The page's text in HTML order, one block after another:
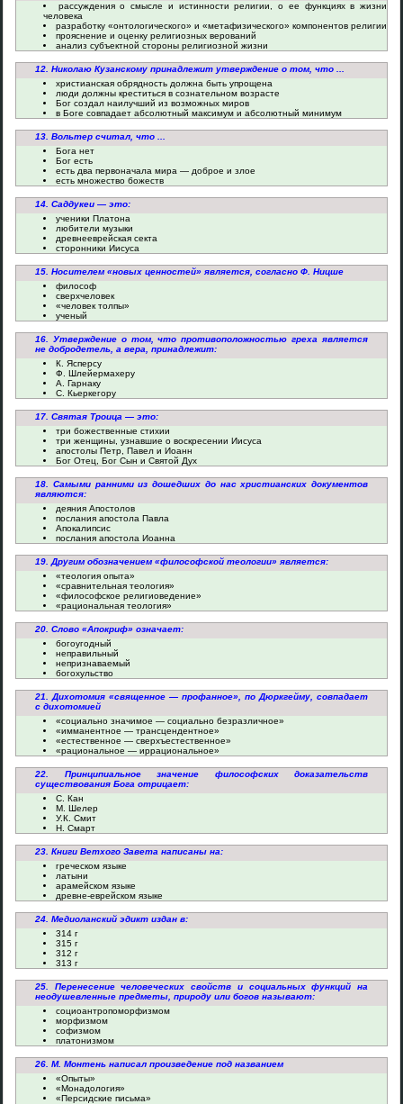
рассуждения о смысле и истинности религии, о ее функциях в жизни
человека
разработку «онтологического» и «метафизического» компонентов религии
прояснение и оценку религиозных верований
анализ субъектной стороны религиозной жизни
12. Николаю Кузанскому принадлежит утверждение о том, что ...
христианская обрядность должна быть упрощена
люди должны креститься в сознательном возрасте
Бог создал наилучший из возможных миров
в Боге совпадает абсолютный максимум и абсолютный минимум
13. Вольтер считал, что ...
Бога нет
Бог есть
есть два первоначала мира — доброе и злое
есть множество божеств
14. Саддукеи — это:
ученики Платона
любители музыки
древнееврейская секта
сторонники Иисуса
15. Носителем «новых ценностей» является, согласно Ф. Ницше
философ
сверхчеловек
«человек толпы»
ученый
16. Утверждение о том, что противоположностью греха является
не добродетель, а вера, принадлежит:
К. Ясперсу
Ф. Шлейермахеру
А. Гарнаку
С. Кьеркегору
17. Святая Троица — это:
три божественные стихии
три женщины, узнавшие о воскресении Иисуса
апостолы Петр, Павел и Иоанн
Бог Отец, Бог Сын и Святой Дух
18. Самыми ранними из дошедших до нас христианских документов
являются:
деяния Апостолов
послания апостола Павла
Апокалипсис
послания апостола Иоанна
19. Другим обозначением «философской теологии» является:
«теология опыта»
«сравнительная теология»
«философское религиоведение»
«рациональная теология»
20. Слово «Апокриф» означает:
богоугодный
неправильный
непризнаваемый
богохульство
21. Дихотомия «священное — профанное», по Дюркгейму, совпадает
с дихотомией
«социально значимое — социально безразличное»
«имманентное — трансцендентное»
«естественное — сверхъестественное»
«рациональное — иррациональное»
22. Принципиальное значение философских доказательств
существования Бога отрицает:
С. Кан
М. Шелер
У.К. Смит
Н. Смарт
23. Книги Ветхого Завета написаны на:
греческом языке
латыни
арамейском языке
древне-еврейском языке
24. Медиоланский эдикт издан в:
314 г
315 г
312 г
313 г
25. Перенесение человеческих свойств и социальных функций на
неодушевленные предметы, природу или богов называют:
социоантропоморфизмом
морфизмом
софизмом
платонизмом
26. М. Монтень написал произведение под названием
«Опыты»
«Монадология»
«Персидские письма»